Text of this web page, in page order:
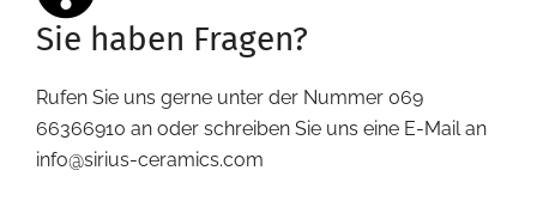
Sie haben Fragen?
Rufen Sie uns gerne unter der Nummer 069
66366910 an oder schreiben Sie uns eine E-Mail an
info@sirius-ceramics.com